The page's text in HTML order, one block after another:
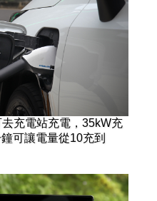
充電站充電，35kW充
可讓電量從10充到